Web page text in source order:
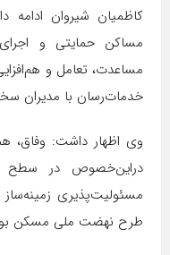
کاظمیان شیروان ادامه
مساکن حمایتی و
مساعدت، تعامل و
خدمات‌رسان با مدیران
وی اظهار داشت: وفاق،
دراین‌خصوص در سطح
مسئولیت‌پذیری
طرح نهضت ملی مسکن